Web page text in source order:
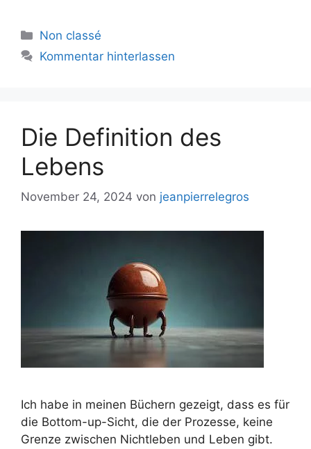
Kategorien
Non classé
Kommentar hinterlassen
Die Definition des
Lebens
November 24, 2024 von jeanpierrelegros
Ich habe in meinen Büchern gezeigt, dass es für
die Bottom-up-Sicht, die der Prozesse, keine
Grenze zwischen Nichtleben und Leben gibt.